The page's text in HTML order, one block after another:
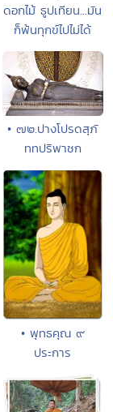
ดอกไม้ ธูปเทียน...มัน
ก็พ้นทุกข์ไปไม่ได้
• ๗๒.ปางโปรดสุภั
ททปริพาชก
• พุทธคุณ ๙
ประการ